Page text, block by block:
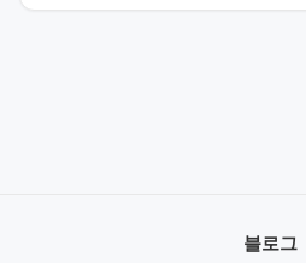
블로그